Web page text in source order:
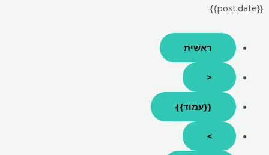
{{post.date}}
רֵאשִׁית
<
{{עמוד}}
>